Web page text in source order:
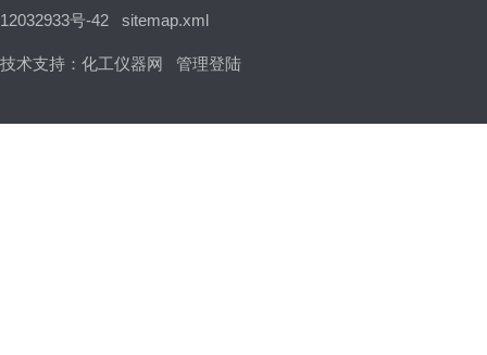
12032933号-42 sitemap.xml
技术支持： 化工仪器网 管理登陆